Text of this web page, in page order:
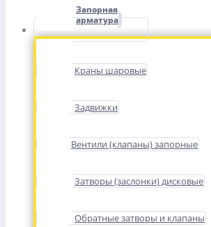
Запорная
арматура
Краны шаровые
Задвижки
Вентили (клапаны) запорные
Затворы (заслонки) дисковые
Обратные затворы и клапаны